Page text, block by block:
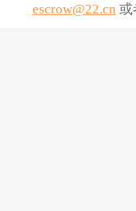
escrow@22.cn 或